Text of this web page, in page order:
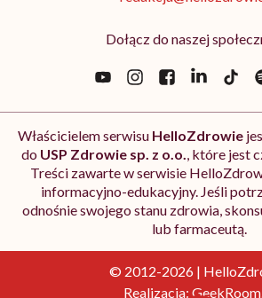
Dołącz do naszej
Właścicielem serwisu HelloZdrowie
do USP Zdrowie sp. z o.o. , które jest
Treści zawarte w serwisie
informacyjno-edukacyjny. Jeśli
odnośnie swojego stanu zdrowia,
lub farmaceutą.
© 2012-2026 |
Realizacja: